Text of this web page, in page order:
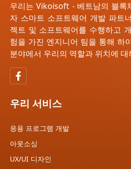
우리는 Vikoisoft - 베트남의 블록
자 스마트 소프트웨어 개발 파트
젝트 및 소프트웨어를 수행하고
험을 가진 엔지니어 팀을 통해 하
분야에서 우리의 역할과 위치에
우리 서비스
응용 프로그램 개발
아웃소싱
UX/UI 디자인